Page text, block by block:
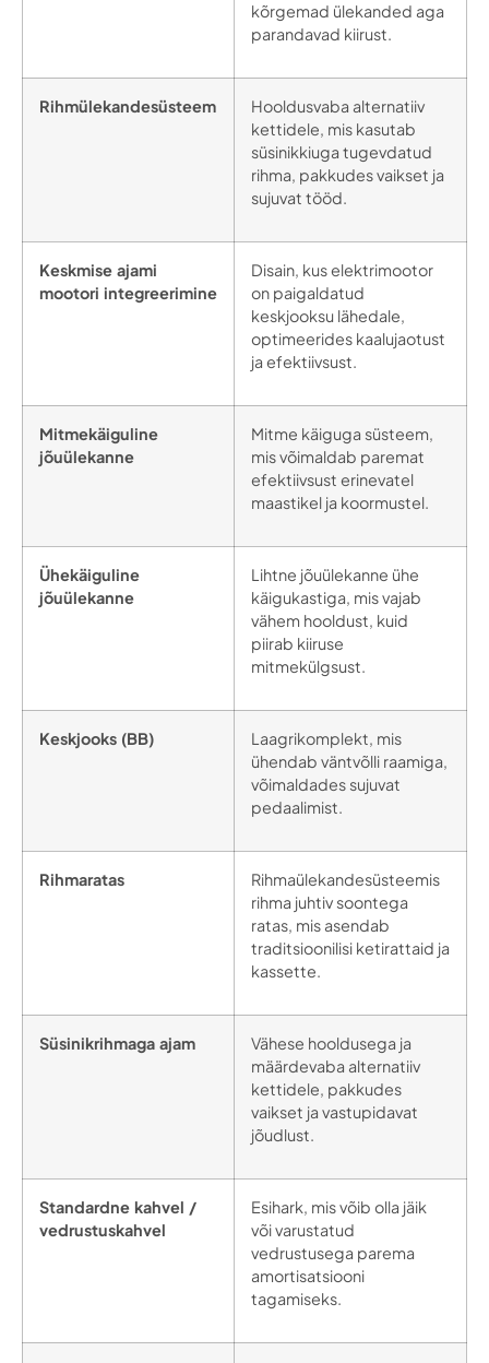
kõrgemad ülekanded aga
parandavad kiirust.
Rihmülekandesüsteem
Hooldusvaba alternatiiv
kettidele, mis kasutab
süsinikkiuga tugevdatud
rihma, pakkudes vaikset ja
sujuvat tööd.
Keskmise ajami
mootori integreerimine
Disain, kus elektrimootor
on paigaldatud
keskjooksu lähedale,
optimeerides kaalujaotust
ja efektiivsust.
Mitmekäiguline
jõuülekanne
Mitme käiguga süsteem,
mis võimaldab paremat
efektiivsust erinevatel
maastikel ja koormustel.
Ühekäiguline
jõuülekanne
Lihtne jõuülekanne ühe
käigukastiga, mis vajab
vähem hooldust, kuid
piirab kiiruse
mitmekülgsust.
Keskjooks (BB)
Laagrikomplekt, mis
ühendab väntvõlli raamiga,
võimaldades sujuvat
pedaalimist.
Rihmaratas
Rihmaülekandesüsteemis
rihma juhtiv soontega
ratas, mis asendab
traditsioonilisi ketirattaid ja
kassette.
Süsinikrihmaga ajam
Vähese hooldusega ja
määrdevaba alternatiiv
kettidele, pakkudes
vaikset ja vastupidavat
jõudlust.
Standardne kahvel /
vedrustuskahvel
Esihark, mis võib olla jäik
või varustatud
vedrustusega parema
amortisatsiooni
tagamiseks.